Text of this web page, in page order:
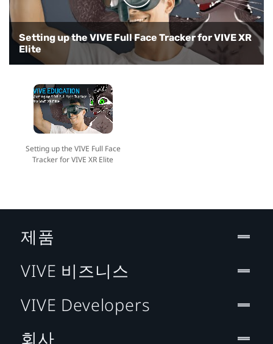
Setting up the VIVE Full Face Tracker for VIVE XR
Elite
Setting up the VIVE Full Face
Tracker for VIVE XR Elite
제품
VIVE 비즈니스
VIVE Developers
회사